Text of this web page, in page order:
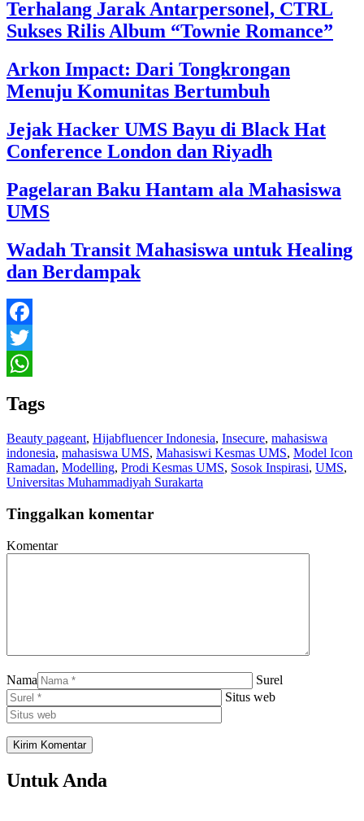
Terhalang Jarak Antarpersonel, CTRL
Sukses Rilis Album “Townie Romance”
Arkon Impact: Dari Tongkrongan
Menuju Komunitas Bertumbuh
Jejak Hacker UMS Bayu di Black Hat
Conference London dan Riyadh
Pagelaran Baku Hantam ala Mahasiswa
UMS
Wadah Transit Mahasiswa untuk Healing
dan Berdampak
Facebook
Twitter
Tags
Beauty pageant, Hijabfluencer Indonesia, Insecure, mahasiswa
indonesia, mahasiswa UMS, Mahasiswi Kesmas UMS, Model Icon
Ramadan, Modelling, Prodi Kesmas UMS, Sosok Inspirasi, UMS,
Universitas Muhammadiyah Surakarta
Tinggalkan komentar
Komentar
Nama
Surel
Situs web
Untuk Anda